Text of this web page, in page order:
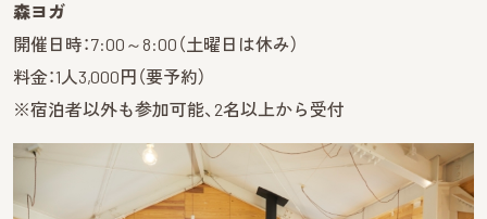
森ヨガ
開催日時：7:00～8:00（土曜日は休み）
料金：1人3,000円（要予約）
※宿泊者以外も参加可能、2名以上から受付